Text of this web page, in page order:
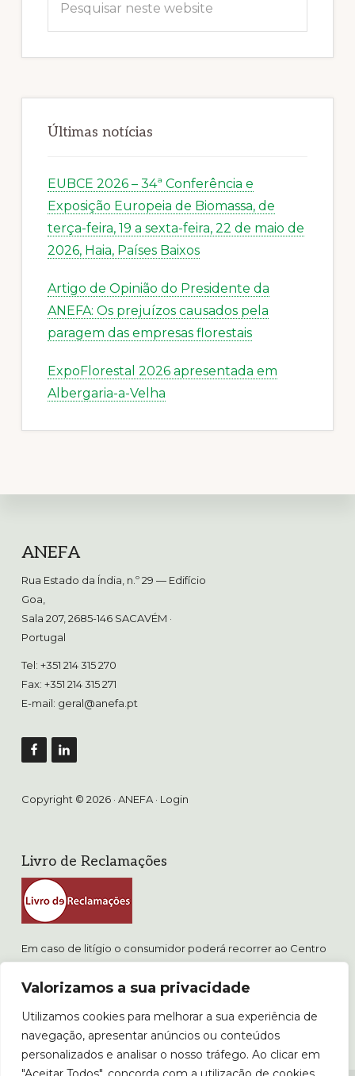
Valorizamos a sua privacidade
Utilizamos cookies para melhorar a sua experiência de
navegação, apresentar anúncios ou conteúdos
personalizados e analisar o nosso tráfego. Ao clicar em
Últimas notícias
EUBCE 2026 – 34ª Conferência e
Exposição Europeia de Biomassa, de
terça-feira, 19 a sexta-feira, 22 de maio de
2026, Haia, Países Baixos
Artigo de Opinião do Presidente da
ANEFA: Os prejuízos causados pela
paragem das empresas florestais
ExpoFlorestal 2026 apresentada em
Albergaria-a-Velha
Footer
ANEFA
Rua Estado da Índia, n.º 29 — Edifício
Goa,
Sala 207, 2685-146 SACAVÉM ·
Portugal
Tel: +351 214 315 270
Fax: +351 214 315 271
E-mail: geral@anefa.pt
Copyright © 2026 · ANEFA · Login
Livro de Reclamações
Em caso de litígio o consumidor poderá recorrer ao Centro
www.consumidor.pt
POLÍTICA DE PRIVACIDADE
POLÍTICA DE COOKIES E PROPRIEDADE INTELECTUAL